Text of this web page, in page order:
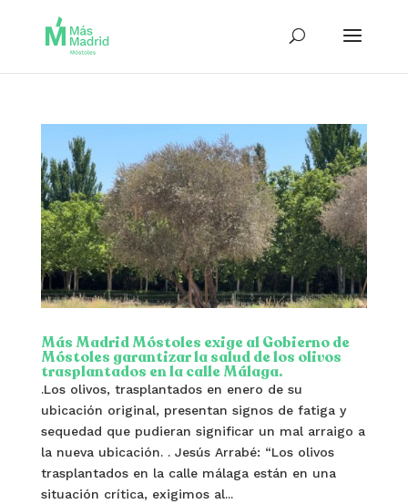
Más Madrid Móstoles exige al Gobierno de
Móstoles garantizar la salud de los olivos
trasplantados en la calle Málaga.
.Los olivos, trasplantados en enero de su
ubicación original, presentan signos de fatiga y
sequedad que pudieran significar un mal arraigo a
la nueva ubicación. . Jesús Arrabé: “Los olivos
trasplantados en la calle málaga están en una
situación crítica, exigimos al...